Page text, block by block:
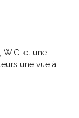
W.C. et une
une vue à